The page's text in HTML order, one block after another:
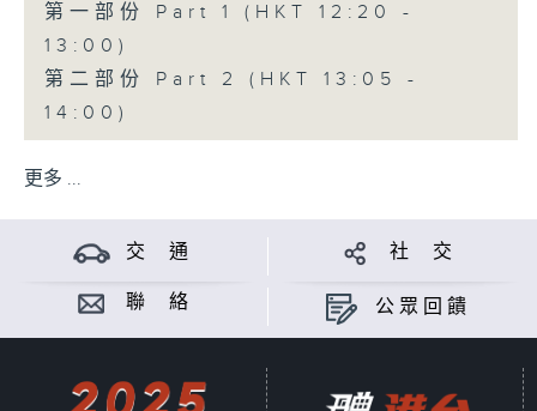
第一部份 Part 1 (HKT 12:20 -
13:00)
第二部份 Part 2 (HKT 13:05 -
14:00)
更多 ...
交 通 社 交
聯 絡 公眾回饋